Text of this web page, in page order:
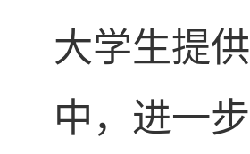
大学生提
中，进一